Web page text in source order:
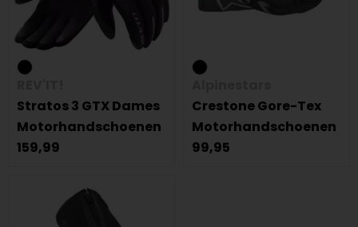
Stratos 3 GTX Dames
Motorhandschoenen
159,99
Crestone Gore-Tex
Motorhandschoenen
99,95